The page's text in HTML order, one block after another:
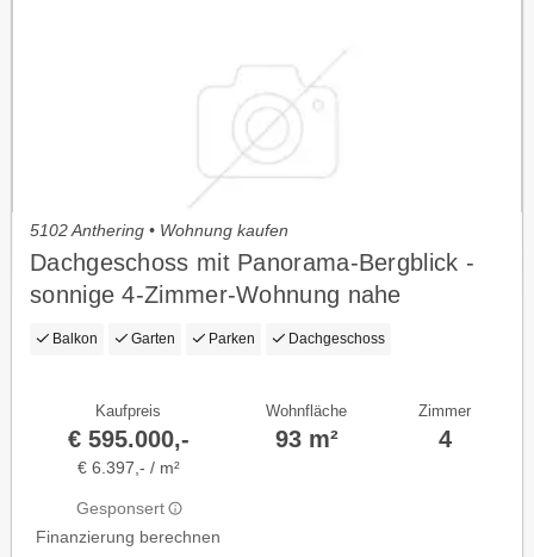
5102 Anthering • Wohnung kaufen
Dachgeschoss mit Panorama-Bergblick -
sonnige 4-Zimmer-Wohnung nahe
Salzburg
Balkon Garten Parken Dachgeschoss
Kaufpreis
€ 595.000,-
€ 6.397,- / m²
Gesponsert
Finanzierung berechnen
Wohnfläche
93 m²
Zimmer
4